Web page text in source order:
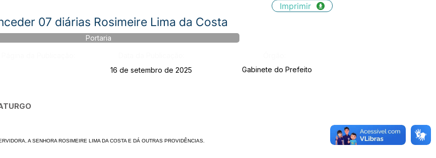
Imprimir
07 diárias Rosimeire Lima da Costa
Portaria
16 de setembro de 2025 Gabinete do Prefeito
A SENHORA ROSIMEIRE LIMA DA COSTA E DÁ OUTRAS PROVIDÊNCIAS.